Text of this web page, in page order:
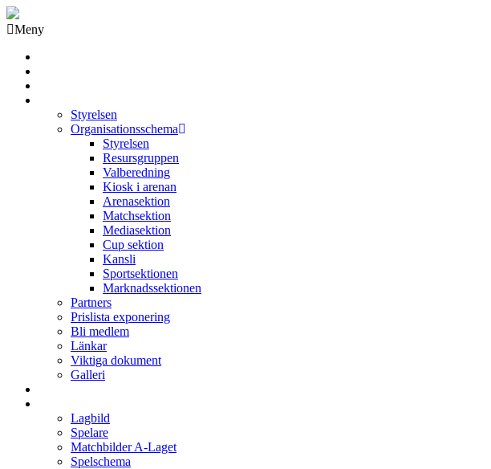
Meny
Styrelsen
Organisationsschema
Styrelsen
Resursgruppen
Valberedning
Kiosk i arenan
Arenasektion
Matchsektion
Mediasektion
Cup sektion
Kansli
Sportsektionen
Marknadssektionen
Partners
Prislista exponering
Bli medlem
Länkar
Viktiga dokument
Galleri
Lagbild
Spelare
Matchbilder A-Laget
Spelschema